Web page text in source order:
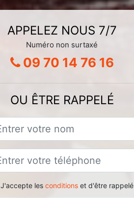
APPELEZ NOUS 7/7
Numéro non surtaxé
09 70 14 76 16
OU ÊTRE RAPPELÉ
J'accepte les conditionset d'être rappelé